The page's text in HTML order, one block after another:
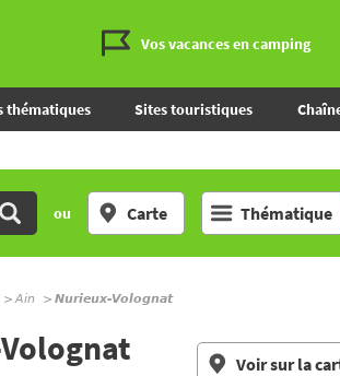
Vos vacances en camping
thématiques Sites touristiques
ou Carte Thématique
Ain Nurieux-Volognat
Voir sur la